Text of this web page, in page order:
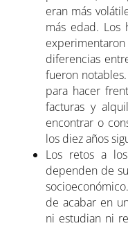
eran más
más edad. Los
diferencias
fueron
para hacer
facturas y
encontrar o
los diez años
Los retos a
dependen de
de acabar en
ni estudian ni